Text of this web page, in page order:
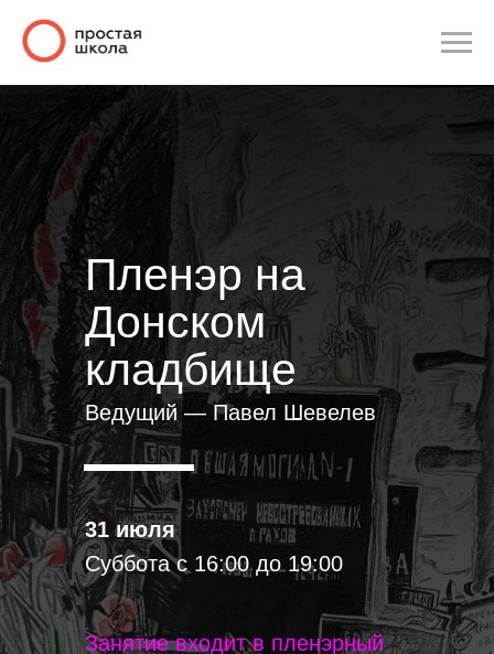
Пленэр на
Донском
кладбище
Ведущий — Павел Шевелев
31 июля
Суббота с 16:00 до 19:00
Занятие входит в пленэрный